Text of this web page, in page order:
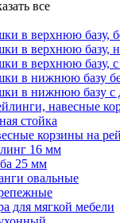
все
в верхнюю базу,
в верхнюю базу,
в верхнюю базу,
в нижнюю базу
в нижнюю базу с
навесные
стойка
корзины на
16 мм
25 мм
овальные
для мягкой мебели